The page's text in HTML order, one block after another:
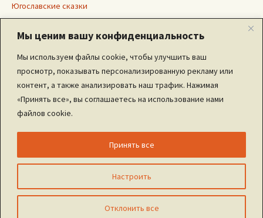
Мы ценим вашу конфиденциальность
Мы используем файлы cookie, чтобы улучшить ваш
просмотр, показывать персонализированную рекламу или
контент, а также анализировать наш трафик. Нажимая
«Принять все», вы соглашаетесь на использование нами
файлов cookie.
Настроить
Отклонить все
Принять все
Югославские сказки
Дополнительно
Ввойти
Зарегистрироваться
Proudly developed InSky studio